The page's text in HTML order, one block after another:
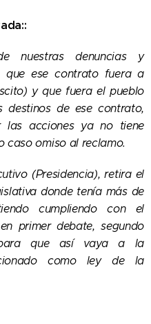
nuestras denuncias y
que ese contrato fuera a
y que fuera el pueblo
destinos de ese contrato,
las acciones ya no tiene
caso omiso al reclamo.
(Presidencia), retira el
donde tenía más de
cumpliendo con el
primer debate, segundo
que así vaya a la
como ley de la